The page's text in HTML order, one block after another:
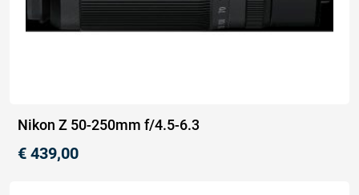
Nikon Z 50-250mm f/4.5-6.3
€ 439,00